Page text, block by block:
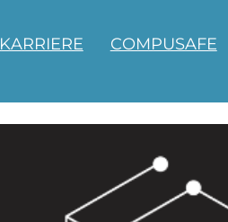
KARRIERE COMPUSAFE